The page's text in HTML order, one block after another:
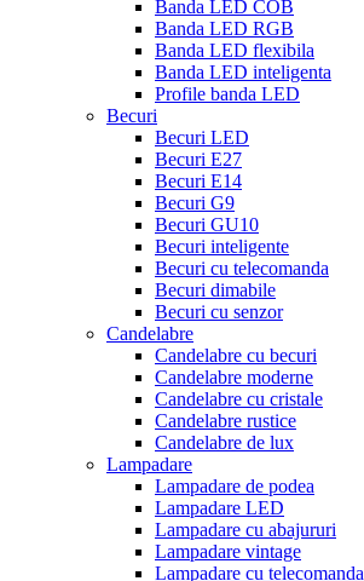
Banda LED COB
Banda LED RGB
Banda LED flexibila
Banda LED inteligenta
Profile banda LED
Becuri
Becuri LED
Becuri E27
Becuri E14
Becuri G9
Becuri GU10
Becuri inteligente
Becuri cu telecomanda
Becuri dimabile
Becuri cu senzor
Candelabre
Candelabre cu becuri
Candelabre moderne
Candelabre cu cristale
Candelabre rustice
Candelabre de lux
Lampadare
Lampadare de podea
Lampadare LED
Lampadare cu abajururi
Lampadare vintage
Lampadare cu telecomanda